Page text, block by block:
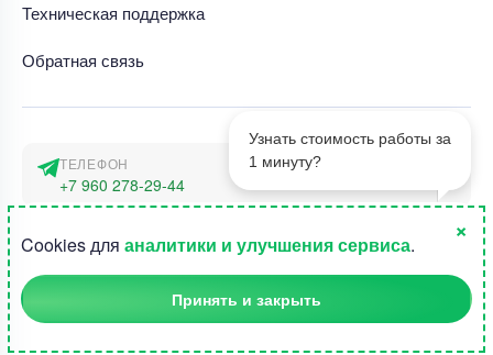
1
Узнать стоимость работы за
1 минуту?
Техническая поддержка
Обратная связь
ТЕЛЕФОН
+7 960 278-29-44
г. Москва, наб. Тараса Шевченко 23а
©2015-2026, Студландия -
Cookies для аналитики и улучшения сервиса.
×
Принять и закрыть